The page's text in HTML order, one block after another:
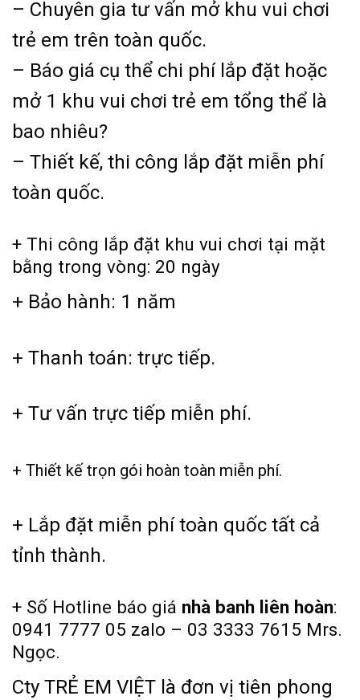
– Chuyên gia tư vấn mở khu vui chơi
trẻ em trên toàn quốc.
– Báo giá cụ thể chi phí lắp đặt hoặc
mở 1 khu vui chơi trẻ em tổng thể là
bao nhiêu?
– Thiết kế, thi công lắp đặt miễn phí
toàn quốc.
+ Thi công lắp đặt khu vui chơi tại mặt
bằng trong vòng: 20 ngày
+ Bảo hành: 1 năm
+ Thanh toán: trực tiếp.
+ Tư vấn trực tiếp miễn phí.
+ Thiết kế trọn gói hoàn toàn miễn phí.
+ Lắp đặt miễn phí toàn quốc tất cả
tỉnh thành.
+ Số Hotline báo giá nhà banh liên hoàn:
0941 7777 05 zalo – 03 3333 7615 Mrs.
Ngọc.
Cty TRẺ EM VIỆT là đơn vị tiên phong